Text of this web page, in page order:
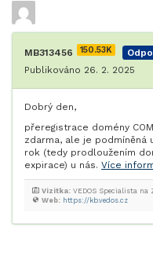
MB313456 150.53K
Publikováno 26. 2. 2025
Dobrý den,
přeregistrace domény
zdarma, ale je podmíněná
rok (tedy prodloužením
expirace) u nás. Více
Web: https://kb.vedos.cz
Vizitka: VEDOS Specialista na